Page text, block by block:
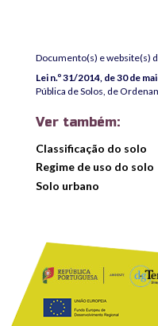
Documento(s) e website(s)
Lei n.º 31/2014, de 30 de
Pública de Solos, de
Ver também:
Classificação do solo
Regime de uso do solo
Solo urbano